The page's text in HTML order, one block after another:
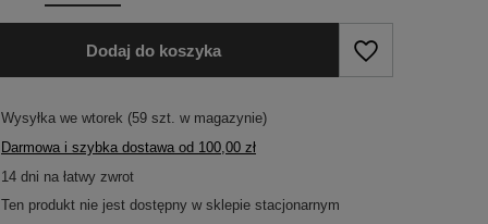
Dodaj do koszyka
Wysyłkawe wtorek (59 szt. w magazynie)
Darmowa i szybka dostawa od 100,00 zł
14 dni na łatwy zwrot
Ten produkt nie jest dostępny w sklepie stacjonarnym